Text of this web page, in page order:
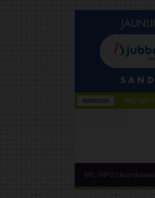
06/08/2026 MIC-
MIC-INFO Likumdošana